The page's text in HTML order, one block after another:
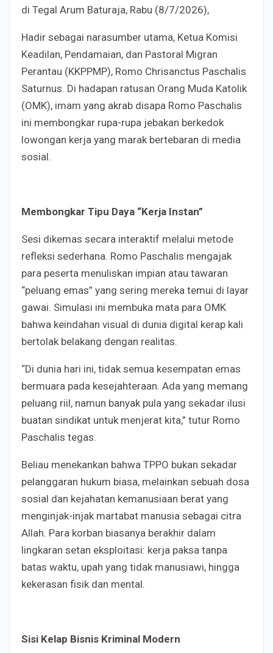
di Tegal Arum Baturaja, Rabu (8/7/2026),
Hadir sebagai narasumber utama, Ketua Komisi
Keadilan, Pendamaian, dan Pastoral Migran
Perantau (KKPPMP), Romo Chrisanctus Paschalis
Saturnus. Di hadapan ratusan Orang Muda Katolik
(OMK), imam yang akrab disapa Romo Paschalis
ini membongkar rupa-rupa jebakan berkedok
lowongan kerja yang marak bertebaran di media
sosial.
Membongkar Tipu Daya “Kerja Instan”
Sesi dikemas secara interaktif melalui metode
refleksi sederhana. Romo Paschalis mengajak
para peserta menuliskan impian atau tawaran
“peluang emas” yang sering mereka temui di layar
gawai. Simulasi ini membuka mata para OMK
bahwa keindahan visual di dunia digital kerap kali
bertolak belakang dengan realitas.
“Di dunia hari ini, tidak semua kesempatan emas
bermuara pada kesejahteraan. Ada yang memang
peluang riil, namun banyak pula yang sekadar ilusi
buatan sindikat untuk menjerat kita,” tutur Romo
Paschalis tegas.
Beliau menekankan bahwa TPPO bukan sekadar
pelanggaran hukum biasa, melainkan sebuah dosa
sosial dan kejahatan kemanusiaan berat yang
menginjak-injak martabat manusia sebagai citra
Allah. Para korban biasanya berakhir dalam
lingkaran setan eksploitasi: kerja paksa tanpa
batas waktu, upah yang tidak manusiawi, hingga
kekerasan fisik dan mental.
Sisi Kelap Bisnis Kriminal Modern